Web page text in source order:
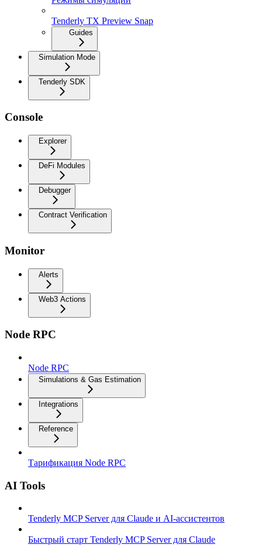
Tenderly TX Preview Snap
Guides
Simulation Mode
Tenderly SDK
Console
Explorer
DeFi Modules
Debugger
Contract Verification
Monitor
Alerts
Web3 Actions
Node RPC
Node RPC
Simulations & Gas Estimation
Integrations
Reference
Тарификация Node RPC
AI Tools
Tenderly MCP Server для Claude и AI-ассистентов
Быстрый старт Tenderly MCP Server для Claude